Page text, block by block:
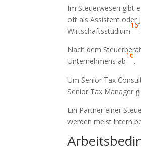
Im Steuerwesen gibt
oft als Assistent oder
Wirtschaftsstudium
16
.
Nach dem
Unternehmens ab
16
.
Um Senior Tax
Senior Tax Manager
Ein Partner einer
werden meist intern